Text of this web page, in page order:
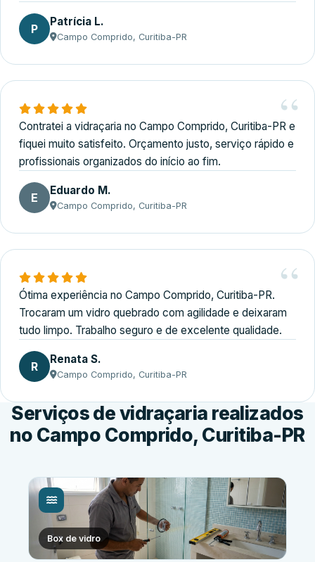
P Patrícia L.
Campo Comprido, Curitiba-PR
Contratei a vidraçaria no Campo Comprido, Curitiba-PR e
fiquei muito satisfeito. Orçamento justo, serviço rápido e
profissionais organizados do início ao fim.
E Eduardo M.
Campo Comprido, Curitiba-PR
Ótima experiência no Campo Comprido, Curitiba-PR.
Trocaram um vidro quebrado com agilidade e deixaram
tudo limpo. Trabalho seguro e de excelente qualidade.
R Renata S.
Campo Comprido, Curitiba-PR
Serviços de vidraçaria realizados
no Campo Comprido, Curitiba-PR
Box de vidro